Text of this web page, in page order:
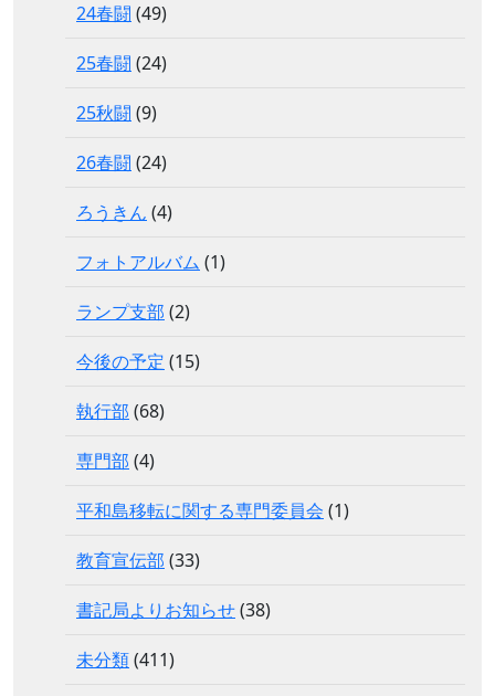
24春闘 (49)
25春闘 (24)
25秋闘 (9)
26春闘 (24)
ろうきん (4)
フォトアルバム (1)
ランプ支部 (2)
今後の予定 (15)
執行部 (68)
専門部 (4)
平和島移転に関する専門委員会 (1)
教育宣伝部 (33)
書記局よりお知らせ(38)
未分類(411)